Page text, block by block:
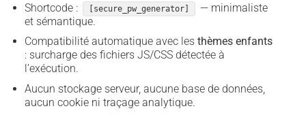
Shortcode :
[secure_pw_generator]
— minimaliste
et sémantique.
Compatibilité automatique avec les thèmes enfants
: surcharge des fichiers JS/CSS détectée à
l’exécution.
Aucun stockage serveur, aucune base de données,
aucun cookie ni traçage analytique.